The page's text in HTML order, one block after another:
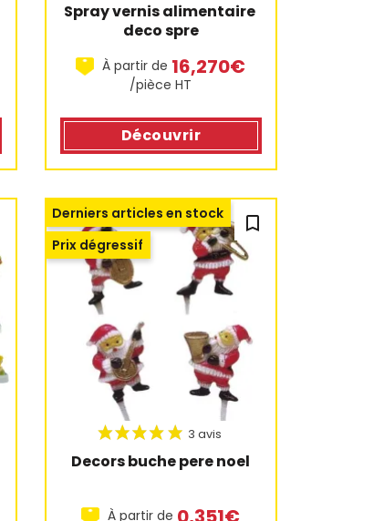
Spray vernis alimentaire
deco spre
À partir de 16,270€
/pièce HT
Découvrir
bookmark_outline
Decors buche pere noel
À partir de
Derniers articles en stock
Prix dégressif